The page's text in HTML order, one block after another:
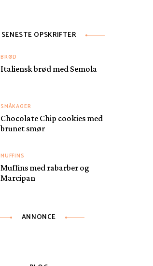
SENESTE OPSKRIFTER
BRØD
Italiensk brød med Semola
SMÅKAGER
Chocolate Chip cookies med
brunet smør
MUFFINS
Muffins med rabarber og
Marcipan
ANNONCE